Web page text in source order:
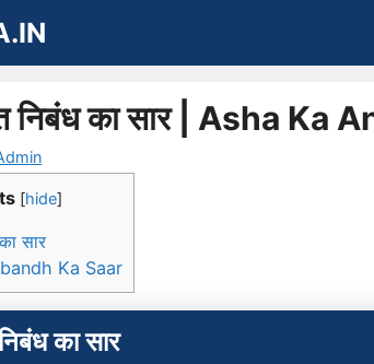
निबंध का सार | Asha Ka
[hide]
सार
Ka Saar
का सार